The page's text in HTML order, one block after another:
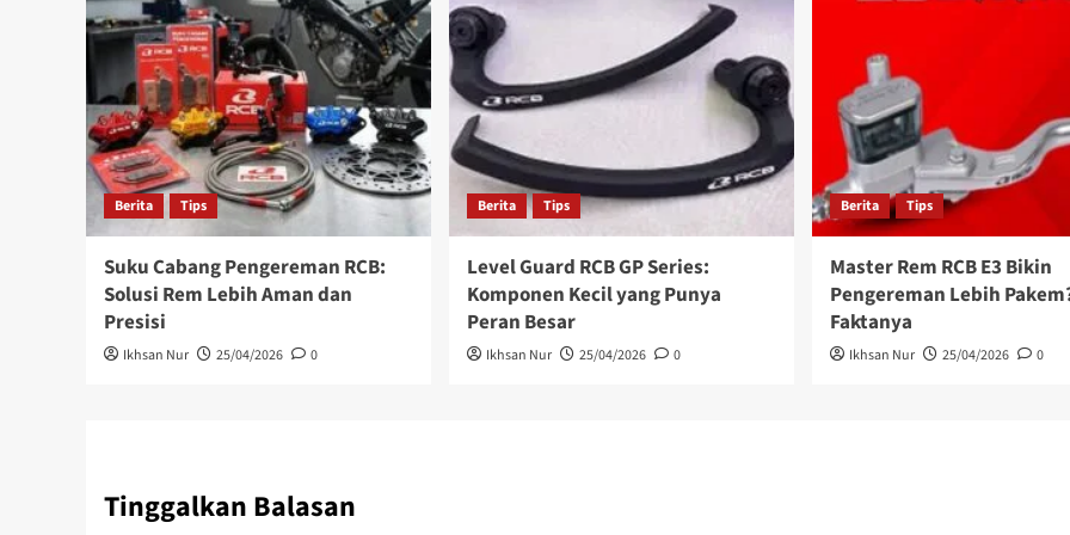
Berita Tips
Suku Cabang Pengereman RCB:
Solusi Rem Lebih Aman dan
Presisi
Ikhsan Nur 25/04/2026 0
Berita Tips
Level Guard RCB GP Series:
Komponen Kecil yang Punya
Peran Besar
Ikhsan Nur 25/04/2026 0
Berita Tips
Master Rem RCB E3 Bikin
Pengereman Lebih
Faktanya
Ikhsan Nur 25/04/2026 0
Tinggalkan Balasan